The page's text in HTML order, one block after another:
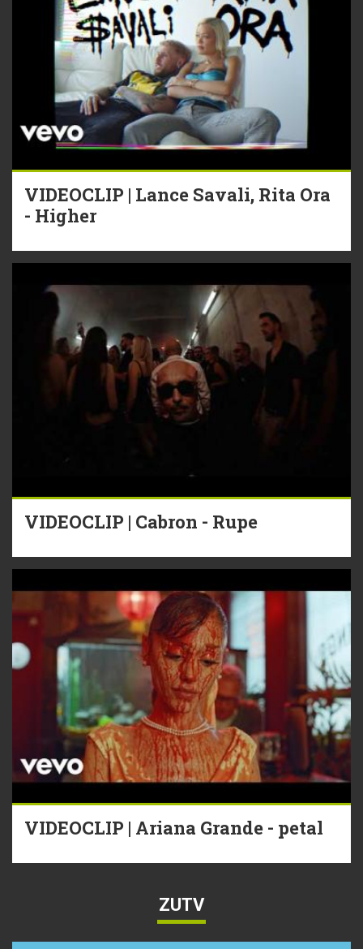
VIDEOCLIP | Lance Savali, Rita Ora
- Higher
VIDEOCLIP | Cabron - Rupe
VIDEOCLIP | Ariana Grande - petal
ZUTV